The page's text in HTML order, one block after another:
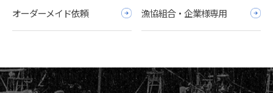
オーダーメイド依頼 漁協組合・企業様専用